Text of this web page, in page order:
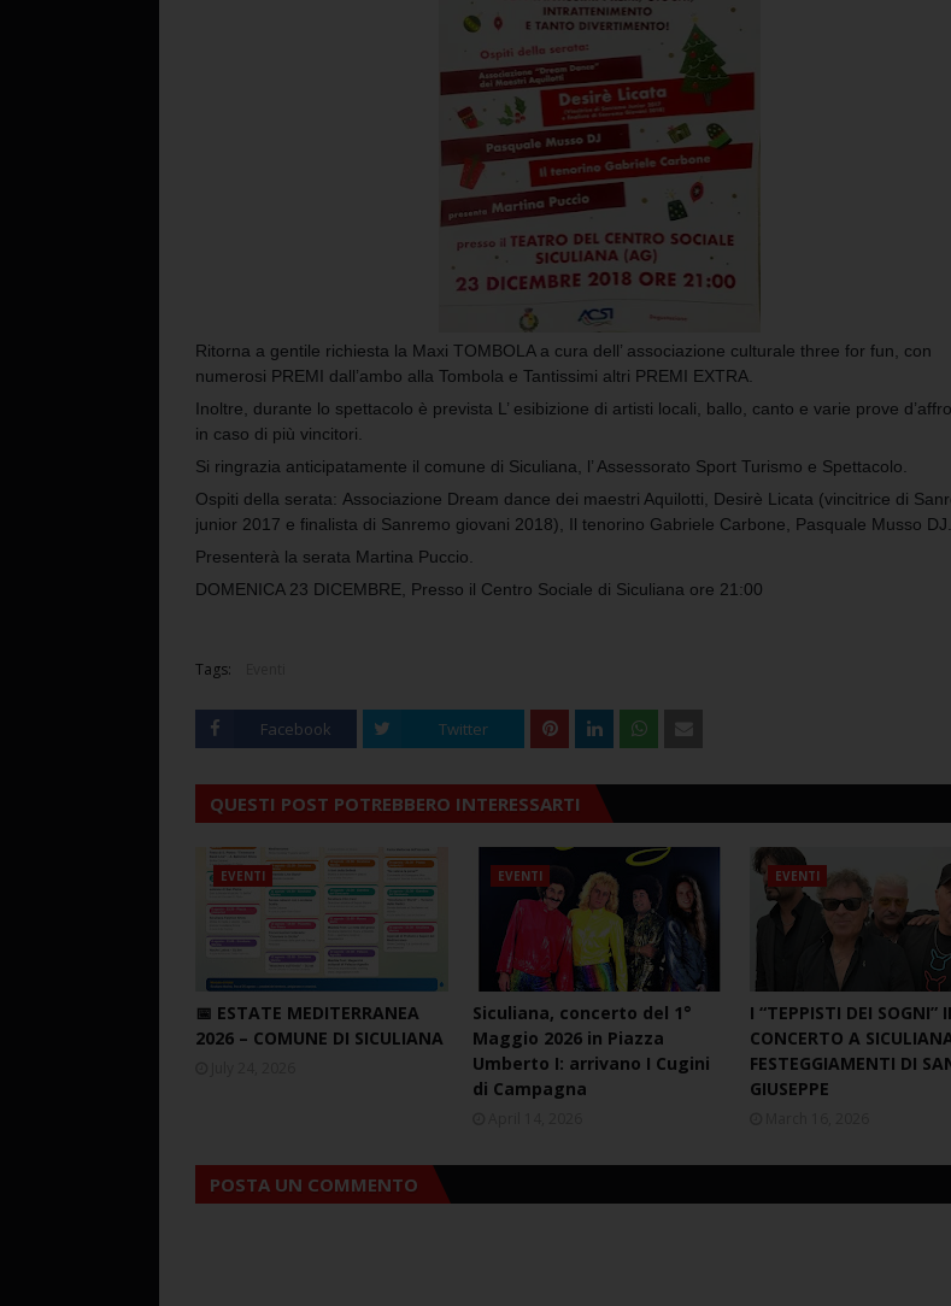
Ritorna a gentile richiesta la Maxi TOMBOLA a cura dell’ associazione culturale three for fun, con
numerosi PREMI dall’ambo alla Tombola e Tantissimi altri PREMI EXTRA.
Inoltre, durante lo spettacolo è prevista L’ esibizione di artisti locali, ballo, canto e varie prove
in caso di più vincitori.
Si ringrazia anticipatamente il comune di Siculiana, l’ Assessorato Sport Turismo e Spettacolo.
Ospiti della serata: Associazione Dream dance dei maestri Aquilotti, Desirè Licata (vincitrice di
junior 2017 e finalista di Sanremo giovani 2018), Il tenorino Gabriele Carbone, Pasquale Musso DJ.
Presenterà la serata Martina Puccio.
DOMENICA 23 DICEMBRE, Presso il Centro Sociale di Siculiana ore 21:00
Tags:
Facebook Twitter
QUESTI POST POTREBBERO INTERESSARTI
EVENTI
📅 ESTATE MEDITERRANEA
2026 – COMUNE DI SICULIANA
EVENTI
Siculiana, concerto del 1°
Maggio 2026 in Piazza
Umberto I: arrivano I Cugini
di Campagna
EVENTI
I “TEPPISTI DEI SOGNI”
CONCERTO A
FESTEGGIAMENTI DI
GIUSEPPE
POSTA UN COMMENTO